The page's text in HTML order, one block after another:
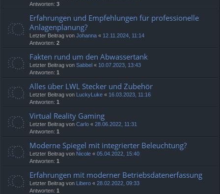
Antworten: 3
Erfahrungen und Empfehlungen für professionelle
Anlagenplanung?
Letzter Beitrag von Johanna « 12.11.2024, 11:14
Antworten: 2
Fakten rund um den Abwassertank
Letzter Beitrag von Sabbel « 10.07.2023, 13:43
Antworten: 1
Alles über LWL Stecker und Zubehör
Letzter Beitrag von LuckyLuke « 16.03.2023, 11:16
Antworten: 1
Virtual Reality Gaming
Letzter Beitrag von Carlo « 28.06.2022, 11:31
Antworten: 1
Moderne Spiegel mit integrierter Beleuchtung?
Letzter Beitrag von Nicole « 05.04.2022, 15:40
Antworten: 1
Erfahrungen mit moderner Betriebsdatenerfassung
Letzter Beitrag von Libero « 28.02.2022, 09:33
Antworten: 1